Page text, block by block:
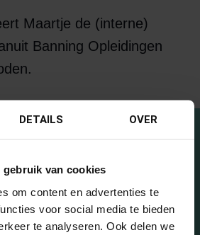
DETAILS OVER
gebruik van cookies
om content en advertenties te
voor social media te bieden
te analyseren. Ook delen we
Maartje de (interne)
Banning Opleidingen